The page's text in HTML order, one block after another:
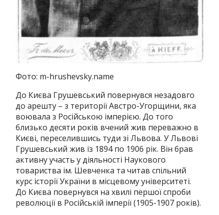
Фото: m-hrushevsky.name
До Києва Грушевський повернувся незадовго
до арешту – з території Австро-Угорщини, яка
воювала з Російською імперією. До того
близько десяти років вчений жив переважно в
Києві, переселившись туди зі Львова. У Львові
Грушевський жив із 1894 по 1906 рік. Він брав
активну участь у діяльності Наукового
товариства ім. Шевченка та читав спільний
курс історії України в місцевому університеті.
До Києва повернувся на хвилі першої спроби
революції в Російській імперії (1905-1907 років).